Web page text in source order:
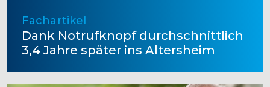
Fachartikel
Dank Notrufknopf durchschnittlich
3,4 Jahre später ins Altersheim